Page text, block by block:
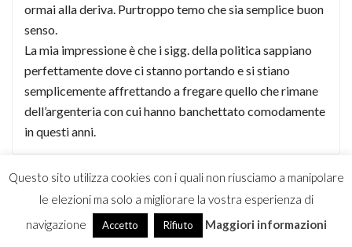
ormai alla deriva. Purtroppo temo che sia semplice buon
senso.
La mia impressione è che i sigg. della politica sappiano
perfettamente dove ci stanno portando e si stiano
semplicemente affrettando a fregare quello che rimane
dell’argenteria con cui hanno banchettato comodamente
in questi anni.
Borderline Keroro 21 Settembre 2011
“La scusa è che alle attuali condizioni di mercato si
Questo sito utilizza cookies con i quali non riusciamo a manipolare
le elezioni ma solo a migliorare la vostra esperienza di
navigazione
Accetto Rifiuto Maggiori informazioni